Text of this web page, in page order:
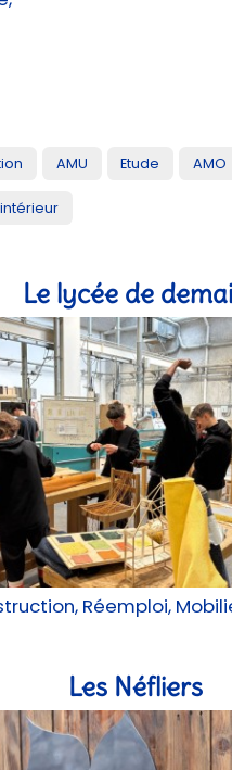
AMU Etude AMO
Le lycée de
Réemploi,
Les Néfliers